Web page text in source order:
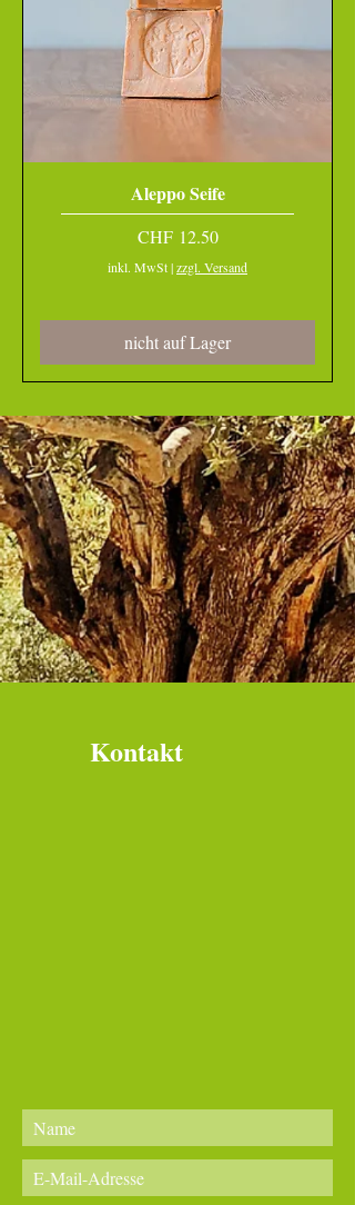
Aleppo Seife
Preis
CHF 12.50
inkl. MwSt|zzgl. Versand
nicht auf Lager
Kontakt